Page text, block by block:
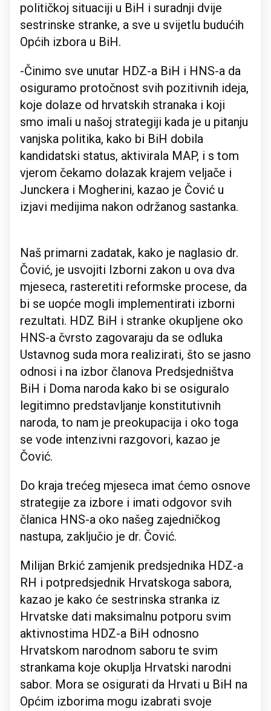
političkoj situaciji u BiH i suradnji dvije
sestrinske stranke, a sve u svijetlu budućih
Općih izbora u BiH.
-Činimo sve unutar HDZ-a BiH i HNS-a da
osiguramo protočnost svih pozitivnih ideja,
koje dolaze od hrvatskih stranaka i koji
smo imali u našoj strategiji kada je u pitanju
vanjska politika, kako bi BiH dobila
kandidatski status, aktivirala MAP, i s tom
vjerom čekamo dolazak krajem veljače i
Junckera i Mogherini, kazao je Čović u
izjavi medijima nakon održanog sastanka.
Naš primarni zadatak, kako je naglasio dr.
Čović, je usvojiti Izborni zakon u ova dva
mjeseca, rasteretiti reformske procese, da
bi se uopće mogli implementirati izborni
rezultati. HDZ BiH i stranke okupljene oko
HNS-a čvrsto zagovaraju da se odluka
Ustavnog suda mora realizirati, što se jasno
odnosi i na izbor članova Predsjedništva
BiH i Doma naroda kako bi se osiguralo
legitimno predstavljanje konstitutivnih
naroda, to nam je preokupacija i oko toga
se vode intenzivni razgovori, kazao je
Čović.
Do kraja trećeg mjeseca imat ćemo osnove
strategije za izbore i imati odgovor svih
članica HNS-a oko našeg zajedničkog
nastupa, zaključio je dr. Čović.
Milijan Brkić zamjenik predsjednika HDZ-a
RH i potpredsjednik Hrvatskoga sabora,
kazao je kako će sestrinska stranka iz
Hrvatske dati maksimalnu potporu svim
aktivnostima HDZ-a BiH odnosno
Hrvatskom narodnom saboru te svim
strankama koje okuplja Hrvatski narodni
sabor. Mora se osigurati da Hrvati u BiH na
Općim izborima mogu izabrati svoje